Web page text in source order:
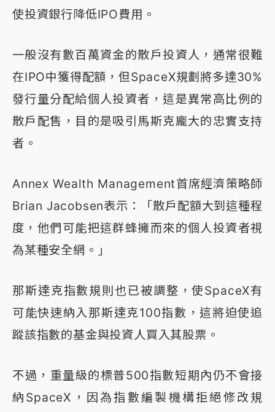
使投資銀行降低IPO費用。
一般沒有數百萬資金的散戶投資人，通常很難
在IPO中獲得配額，但SpaceX規劃將多達30%
發行量分配給個人投資者，這是異常高比例的
散戶配售，目的是吸引馬斯克龐大的忠實支持
者。
Annex Wealth Management首席經濟策略師
Brian Jacobsen表示：「散戶配額大到這種程
度，他們可能把這群蜂擁而來的個人投資者視
為某種安全網。」
那斯達克指數規則也已被調整，使SpaceX有
可能快速納入那斯達克100指數，這將迫使追
蹤該指數的基金與投資人買入其股票。
不過，重量級的標普500指數短期內仍不會接
納SpaceX，因為指數編製機構拒絕修改規